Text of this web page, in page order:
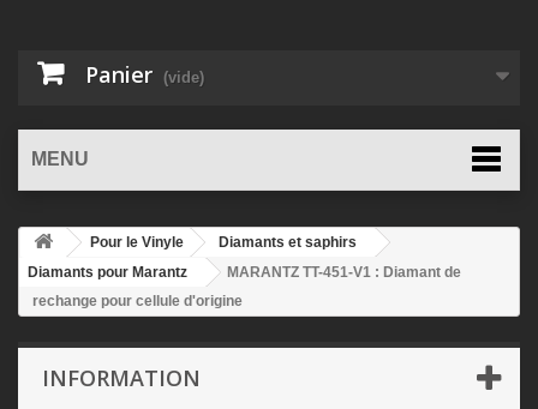
Panier (vide)
MENU
Pour le Vinyle
Diamants et saphirs
Diamants pour Marantz
MARANTZ TT-451-V1 : Diamant de
rechange pour cellule d'origine
INFORMATION